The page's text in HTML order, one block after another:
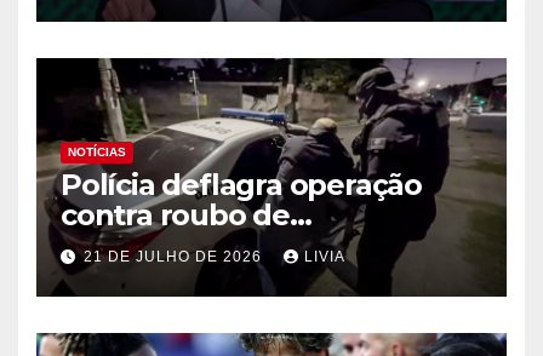
NOTÍCIAS
Polícia deflagra operação
contra roubo de
medicamentos oncológicos
21 DE JULHO DE 2026 LIVIA